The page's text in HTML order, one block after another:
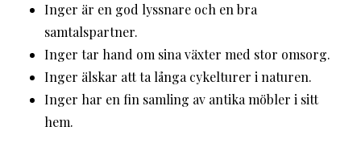
Inger är en god lyssnare och en bra
samtalspartner.
Inger tar hand om sina växter med stor omsorg.
Inger älskar att ta långa cykelturer i naturen.
Inger har en fin samling av antika möbler i sitt
hem.